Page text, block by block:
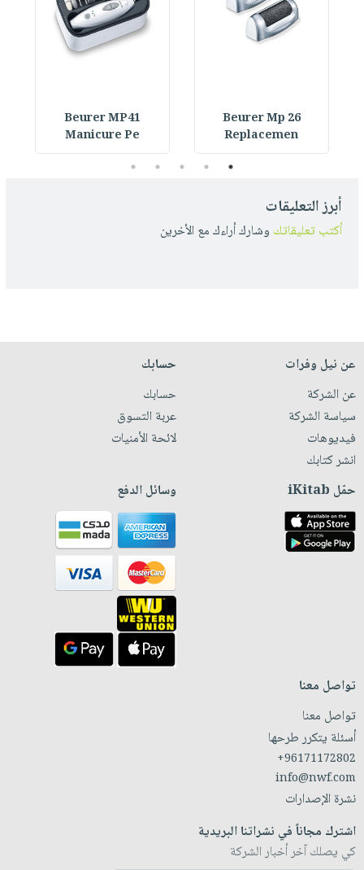
Beurer Mp 26
Replacemen
Beurer MP41
Manicure Pe
1
2
3
4
5
أبرز التعليقات
أكتب تعليقاتك وشارك أراءك مع الأخرين
عن نيل وفرات
عن الشركة
سياسة الشركة
فيديوهات
انشر كتابك
حسابك
حسابك
عربة التسوق
لائحة الأمنيات
حمّل iKitab وسائل الدفع
تواصل معنا
تواصل معنا
أسئلة يتكرر طرحها
+96171172802
info@nwf.com
نشرة الإصدارات
اشترك مجاناً في نشراتنا البريدية
كي يصلك آخر أخبار الشركة